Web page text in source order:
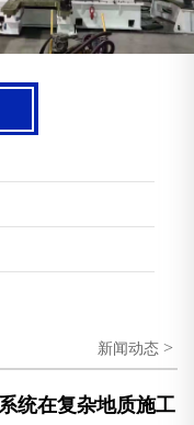
新闻动态 >
统在复杂地质施工